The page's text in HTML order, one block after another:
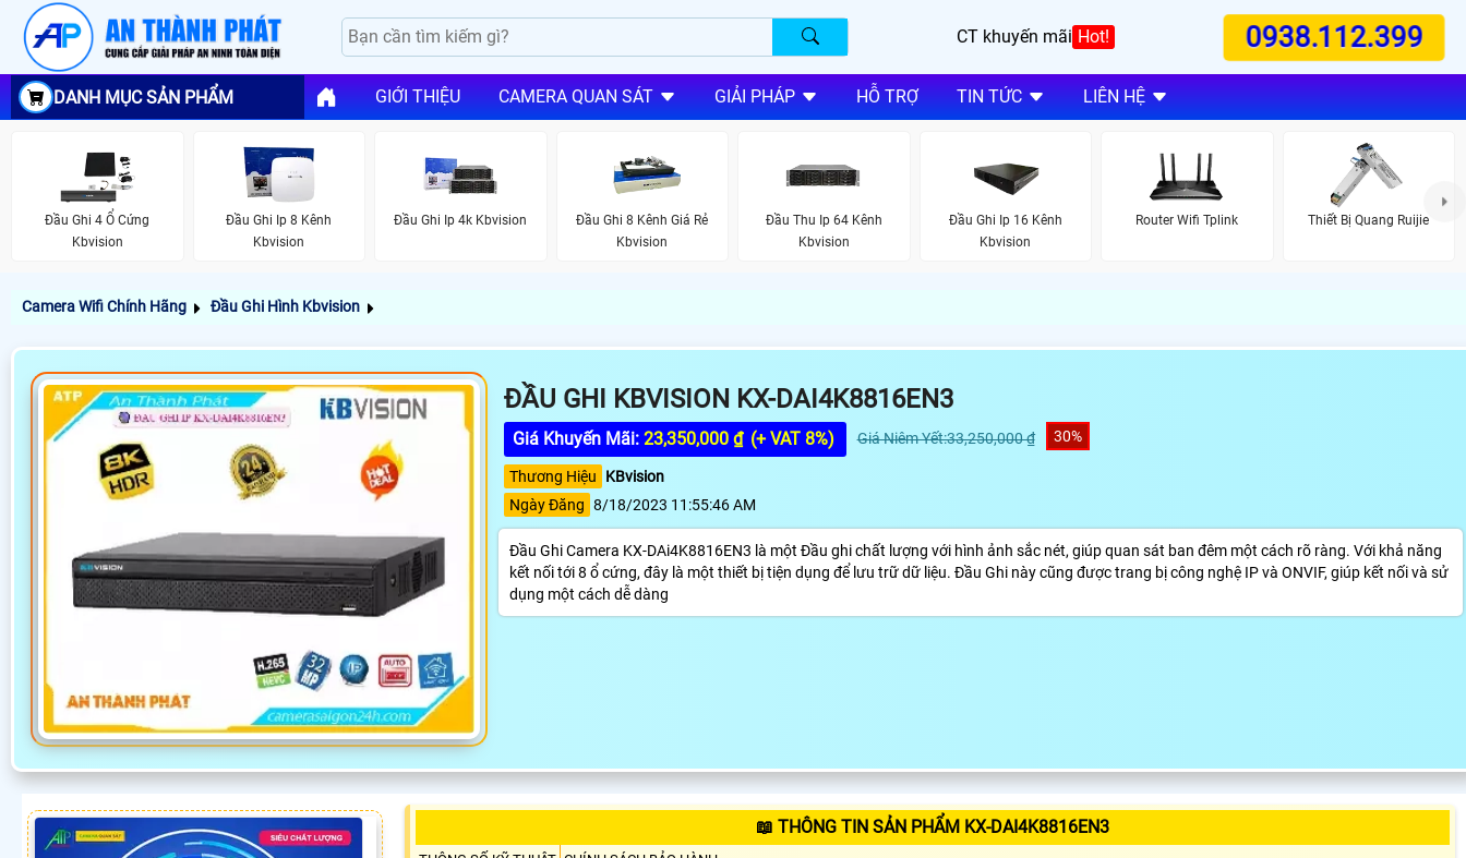
CT khuyến mãi Hot! 0938.112.399
DANH MỤC SẢN PHẨM GIỚI THIỆU CAMERA QUAN SÁT GIẢI PHÁP HỖ TRỢ TIN TỨC LIÊN HỆ
Đầu Ghi 4 Ổ Cứng
Kbvision
Đầu Ghi Ip 8 Kênh
Kbvision
Đầu Ghi Ip 4k Kbvision
Đầu Ghi 8 Kênh Giá Rẻ
Kbvision
Đầu Thu Ip 64 Kênh
Kbvision
Đầu Ghi Ip 16 Kênh
Kbvision
Router Wifi Tplink Thiết Bị Quang Ruijie
Camera Wifi Chính Hãng Đầu Ghi Hình Kbvision
ĐẦU GHI KBVISION KX-DAI4K8816EN3
Giá Khuyến Mãi: 23,350,000 ₫ (+ VAT 8%) Giá Niêm Yết:33,250,000 ₫ 30%
Thương Hiệu
KBvision
Ngày Đăng 8/18/2023 11:55:46 AM
Đầu Ghi Camera KX-DAi4K8816EN3 là một Đầu ghi chất lượng với hình ảnh sắc nét, giúp quan sát ban đêm một cách rõ ràng. Với khả năng
kết nối tới 8 ổ cứng, đây là một thiết bị tiện dụng để lưu trữ dữ liệu. Đầu Ghi này cũng được trang bị công nghệ IP và ONVIF, giúp kết nối và sử
dụng một cách dễ dàng
📖 THÔNG TIN SẢN PHẨM KX-DAI4K8816EN3